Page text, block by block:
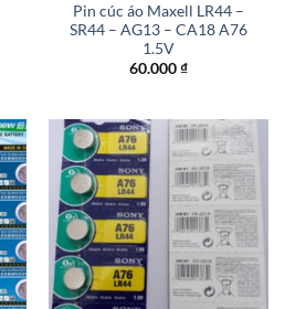
Pin cúc áo Maxell LR44 –
SR44 – AG13 – CA18 A76
1.5V
60.000₫